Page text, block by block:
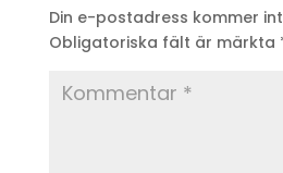
Din e-postadress kommer
Obligatoriska fält är märkta